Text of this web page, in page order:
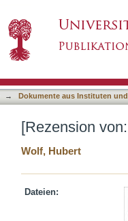
→ Dokumente aus Instituten
[Rezension
Wolf, Hubert
Dateien: